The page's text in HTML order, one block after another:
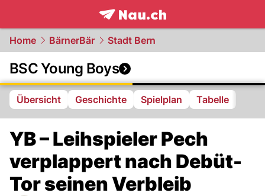
frontpage.NAU.ch
Home BärnerBär Stadt Bern
BSC Young Boys
Übersicht Geschichte Spielplan Tabelle
YB – Leihspieler Pech
verplappert nach Debüt-
Tor seinen Verbleib